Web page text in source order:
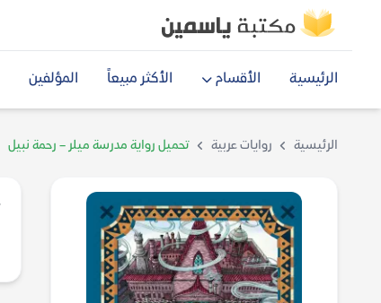
الرئيسية الأقسام الأكثر مبيعاً المؤلفين
الرئيسية روايات عربية تحميل رواية مدرسة ميلر – رحمة نبيل